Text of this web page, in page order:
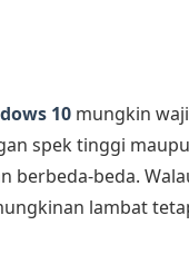
10 mungkin
spek tinggi
berbeda-beda.
lambat